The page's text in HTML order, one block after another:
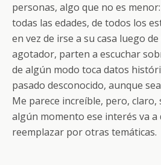
personas, algo que no es
todas las edades, de todos los
en vez de irse a su casa luego
agotador, parten a escuchar
de algún modo toca datos
pasado desconocido, aunque
Me parece increíble, pero,
algún momento ese interés va a
reemplazar por otras temáticas.